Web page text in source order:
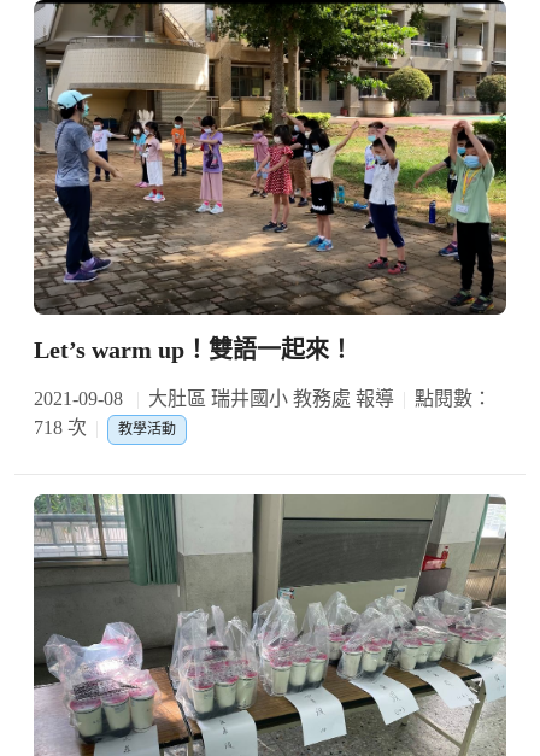
Let’s warm up！雙語一起來！
2021-09-08 大肚區 瑞井國小 教務處 報導
點閱數：
718 次
教學活動